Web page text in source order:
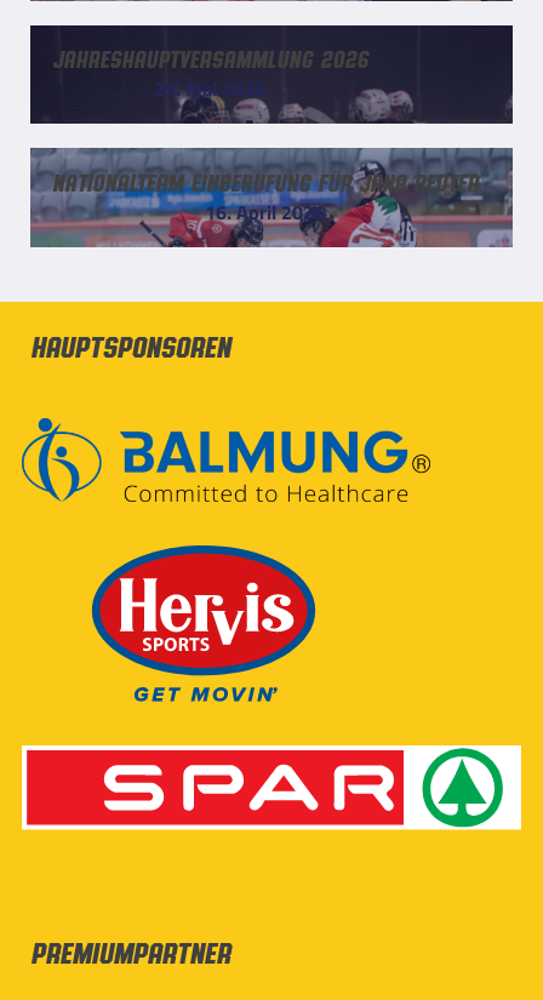
Jahreshauptversammlung 2026
29. Mai 2026
Nationalteam Einberufung für Jana Reuter
16. April 2026
Hauptsponsoren
Premiumpartner